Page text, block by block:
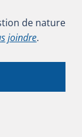
de nature
joindre.